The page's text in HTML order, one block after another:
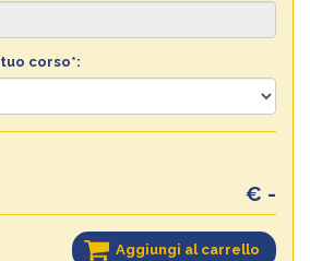
corso*:
€ -
Aggiungi al carrello